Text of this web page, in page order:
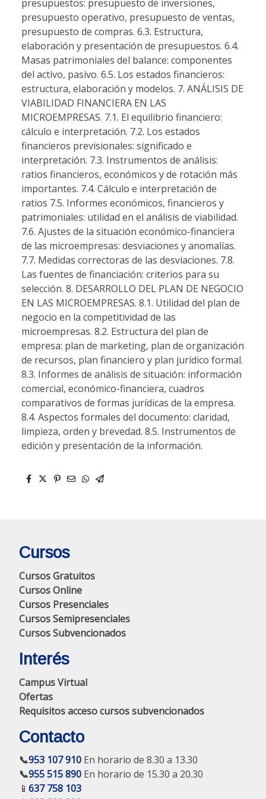
presupuestos: presupuesto de inversiones,
presupuesto operativo, presupuesto de ventas,
presupuesto de compras. 6.3. Estructura,
elaboración y presentación de presupuestos. 6.4.
Masas patrimoniales del balance: componentes
del activo, pasivo. 6.5. Los estados financieros:
estructura, elaboración y modelos. 7. ANÁLISIS DE
VIABILIDAD FINANCIERA EN LAS
MICROEMPRESAS. 7.1. El equilibrio financiero:
cálculo e interpretación. 7.2. Los estados
financieros previsionales: significado e
interpretación. 7.3. Instrumentos de análisis:
ratios financieros, económicos y de rotación más
importantes. 7.4. Cálculo e interpretación de
ratios 7.5. Informes económicos, financieros y
patrimoniales: utilidad en el análisis de viabilidad.
7.6. Ajustes de la situación económico-financiera
de las microempresas: desviaciones y anomalías.
7.7. Medidas correctoras de las desviaciones. 7.8.
Las fuentes de financiación: criterios para su
selección. 8. DESARROLLO DEL PLAN DE NEGOCIO
EN LAS MICROEMPRESAS. 8.1. Utilidad del plan de
negocio en la competitividad de las
microempresas. 8.2. Estructura del plan de
empresa: plan de marketing, plan de organización
de recursos, plan financiero y plan jurídico formal.
8.3. Informes de análisis de situación: información
comercial, económico-financiera, cuadros
comparativos de formas jurídicas de la empresa.
8.4. Aspectos formales del documento: claridad,
limpieza, orden y brevedad. 8.5. Instrumentos de
edición y presentación de la información.
Cursos
Cursos Gratuitos
Cursos Online
Cursos Presenciales
Cursos Semipresenciales
Cursos Subvencionados
Interés
Campus Virtual
Ofertas
Requisitos acceso cursos subvencionados
Contacto
📞953 107 910 En horario de 8.30 a 13.30
📞955 515 890 En horario de 15.30 a 20.30
📱 637 758 103